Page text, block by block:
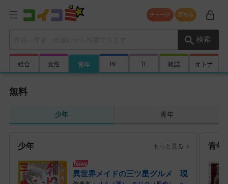
チャージ 貯める
検索
総合 女性 青年 BL TL 雑誌 オトナ
無料
少年 青年
少年 もっと見る
異世界メイドの三ツ星グルメ 現
青年